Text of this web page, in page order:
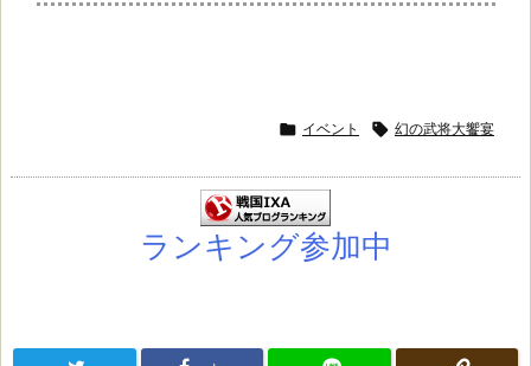
 イベント  幻の武将大饗宴
ランキング参加中